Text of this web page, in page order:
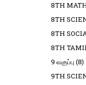
8TH
8TH
8TH
8TH
9 வகுப்பு (8)
9TH